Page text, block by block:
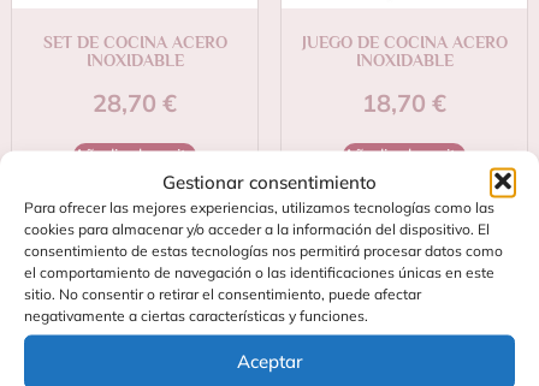
Gestionar consentimiento
Para ofrecer las mejores experiencias, utilizamos tecnologías como las
cookies para almacenar y/o acceder a la información del dispositivo. El
consentimiento de estas tecnologías nos permitirá procesar datos como
el comportamiento de navegación o las identificaciones únicas en este
sitio. No consentir o retirar el consentimiento, puede afectar
negativamente a ciertas características y funciones.
Aceptar
SET DE COCINA ACERO
INOXIDABLE
28,70 €
Añadir al carrito
JUEGO DE COCINA ACERO
INOXIDABLE
18,70 €
Añadir al carrito